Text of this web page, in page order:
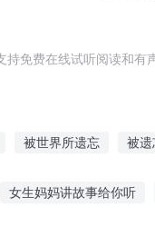
免费在线试听阅读和有
被世界所遗忘 被
女生妈妈讲故事给你听